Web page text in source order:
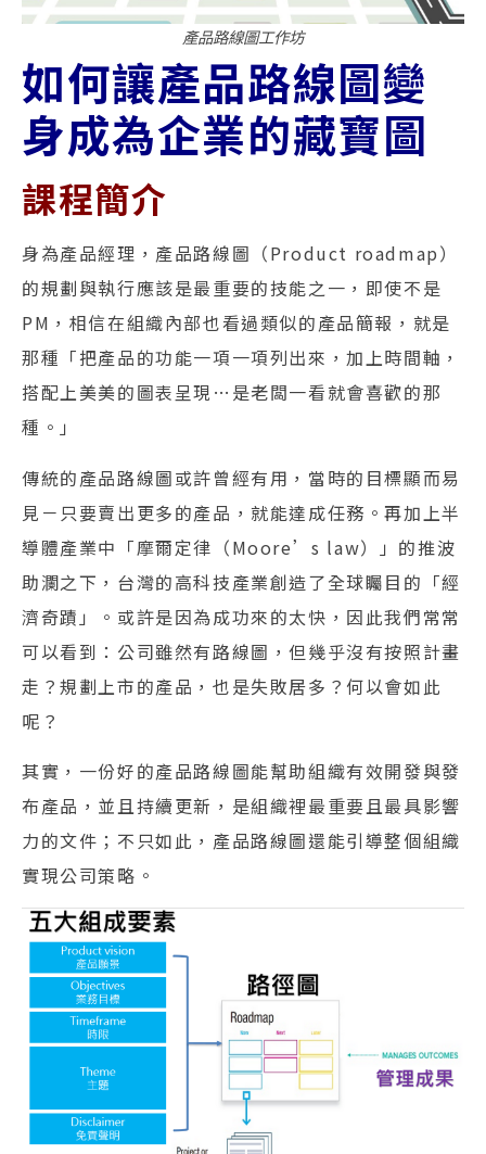
產品路線圖工作坊
如何讓產品路線圖變
身成為企業的藏寶圖
課程簡介
身為產品經理，產品路線圖（Product roadmap）
的規劃與執行應該是最重要的技能之一，即使不是
PM，相信在組織內部也看過類似的產品簡報，就是
那種「把產品的功能一項一項列出來，加上時間軸，
搭配上美美的圖表呈現…是老闆一看就會喜歡的那
種。」
傳統的產品路線圖或許曾經有用，當時的目標顯而易
見－只要賣出更多的產品，就能達成任務。再加上半
導體產業中「摩爾定律（Moore’s law）」的推波
助瀾之下，台灣的高科技產業創造了全球矚目的「經
濟奇蹟」。或許是因為成功來的太快，因此我們常常
可以看到：公司雖然有路線圖，但幾乎沒有按照計畫
走？規劃上市的產品，也是失敗居多？何以會如此
呢？
其實，一份好的產品路線圖能幫助組織有效開發與發
布產品，並且持續更新，是組織裡最重要且最具影響
力的文件；不只如此，產品路線圖還能引導整個組織
實現公司策略。